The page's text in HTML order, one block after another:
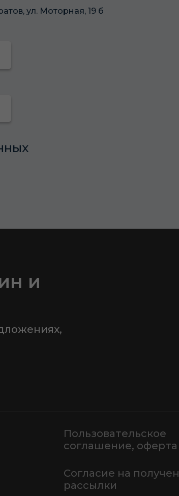
ул. Моторная, 19 б
и
Пользовательское
соглашение, оферта
Согласие на
рассылки